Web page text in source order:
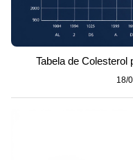
Tabela de Colesterol
18/